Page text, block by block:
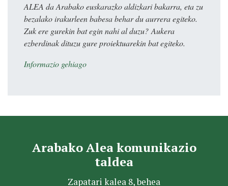
ALEA da Arabako euskarazko aldizkari bakarra, eta zu
bezalako irakurleen babesa behar du aurrera egiteko.
Zuk ere gurekin bat egin nahi al duzu? Aukera
ezberdinak dituzu gure proiektuarekin bat egiteko.
Informazio gehiago
Arabako Alea komunikazio
taldea
Zapatari kalea 8, behea